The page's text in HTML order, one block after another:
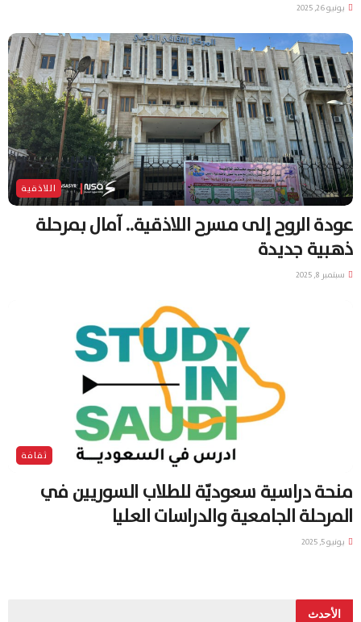
يونيو 26, 2025
اللاذقية
عودة الروح إلى مسرح اللاذقية.. آمال بمرحلة
ذهبية جديدة
سبتمبر 8, 2025
ثقافة
منحة دراسية سعوديّة للطلاب السوريين في
المرحلة الجامعية والدراسات العليا
يونيو 5, 2025
الأحدث